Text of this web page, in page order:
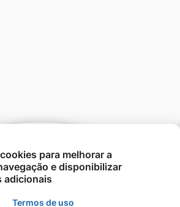
para melhorar a
e disponibilizar
adicionais
Termos de uso